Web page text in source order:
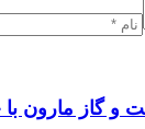
و گاز مارون با